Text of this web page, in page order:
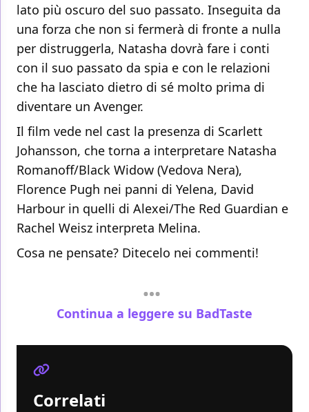
lato più oscuro del suo passato. Inseguita da
una forza che non si fermerà di fronte a nulla
per distruggerla, Natasha dovrà fare i conti
con il suo passato da spia e con le relazioni
che ha lasciato dietro di sé molto prima di
diventare un Avenger.
Il film vede nel cast la presenza di Scarlett
Johansson, che torna a interpretare Natasha
Romanoff/Black Widow (Vedova Nera),
Florence Pugh nei panni di Yelena, David
Harbour in quelli di Alexei/The Red Guardian e
Rachel Weisz interpreta Melina.
Cosa ne pensate? Ditecelo nei commenti!
Continua a leggere su BadTaste
Correlati